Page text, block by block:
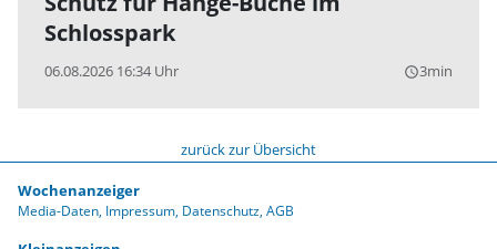
Schlosspark
06.08.2026 16:34 Uhr query_builder3min
zurück zur Übersicht
Wochenanzeiger
Media-Daten Impressum Datenschutz AGB